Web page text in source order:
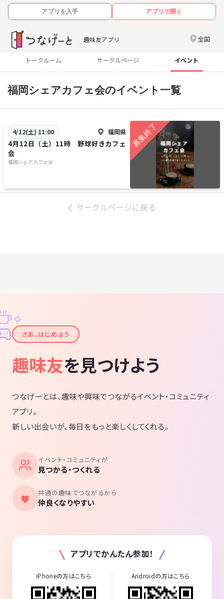
アプリを入手 アプリで開く
趣味友アプリ 全国
トークルーム サークルページ イベント
福岡シェアカフェ会のイベント一覧
4/12(土) 11:00 福岡県
4月12日（土）11時 野球好きカフェ
会
福岡シェアカフェ会
サークルページに戻る
✦
✧
さあ、はじめよう
趣味友を見つけよう
つなげーとは、趣味や興味でつながるイベント・コミュニティ
アプリ。
新しい出会いが、毎日をもっと楽しくしてくれる。
イベント・コミュニティが
見つかる・つくれる
共通の趣味でつながるから
仲良くなりやすい
アプリでかんたん参加！
iPhoneの方はこちら Androidの方はこちら